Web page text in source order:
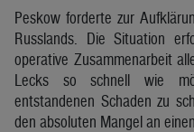
Peskow forderte zur
Russlands. Die Situation
operative Zusammenarbeit
Lecks so schnell wie
entstandenen Schaden zu
den absoluten Mangel an